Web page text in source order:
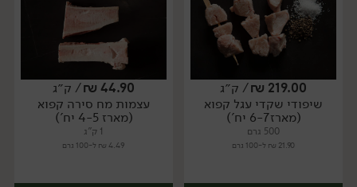
מארז מארז
219.00
₪/ ק״ג
שיפודי שקדי עגל קפוא
(מארז 6-7 יח')
500 גרם
21.90 ₪ ל-100 גרם
44.90
₪/ ק״ג
עצמות מח סירה קפוא
(מארז 4-5 יח')
1 ק"ג
4.49 ₪ ל-100 גרם